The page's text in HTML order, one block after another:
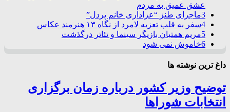
عشق عمیق به مردم
3ماجرای طنز “عزاداری خانم پردل”
4سفر به قلب تعزیه لامرد از نگاه ۱۳ هنرمند عکاس
5مریم همتیان بازیگر سینما و تئاتر درگذشت
6خاموش نمی شود
داغ ترین نوشته ها
توضیح وزیر کشور درباره زمان برگزاری
انتخابات شوراها